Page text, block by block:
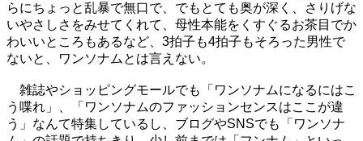
らにちょっと乱暴で無口で、でもとても奥が深く、さりげな
いやさしさをみせてくれて、母性本能をくすぐるお茶目でか
わいいところもあるなど、3拍子も4拍子もそろった男性で
ないと、ワンソナムとは言えない。
雑誌やショッピングモールでも「ワンソナムになるにはこ
う喋れ」、「ワンソナムのファッションセンスはここが違
う」なんて特集しているし、ブログやSNSでも「ワンソナ